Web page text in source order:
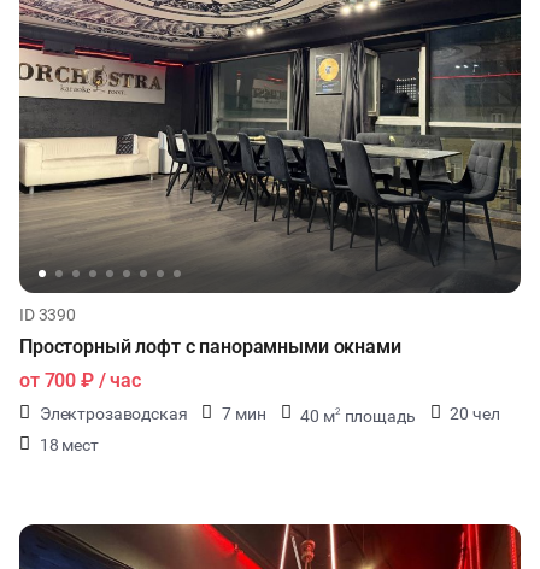
ID 3390
Просторный лофт с панорамными окнами
от 700 ₽/ час
Электрозаводская 7 мин 40 м2 площадь
20 чел
18 мест